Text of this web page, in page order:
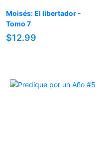
Moisés: El libertador -
Tomo 7
$12.99